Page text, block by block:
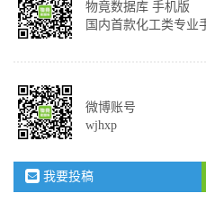
物竟数据库 手机版
国内首款化工类专业
微博账号
wjhxp
我要投稿